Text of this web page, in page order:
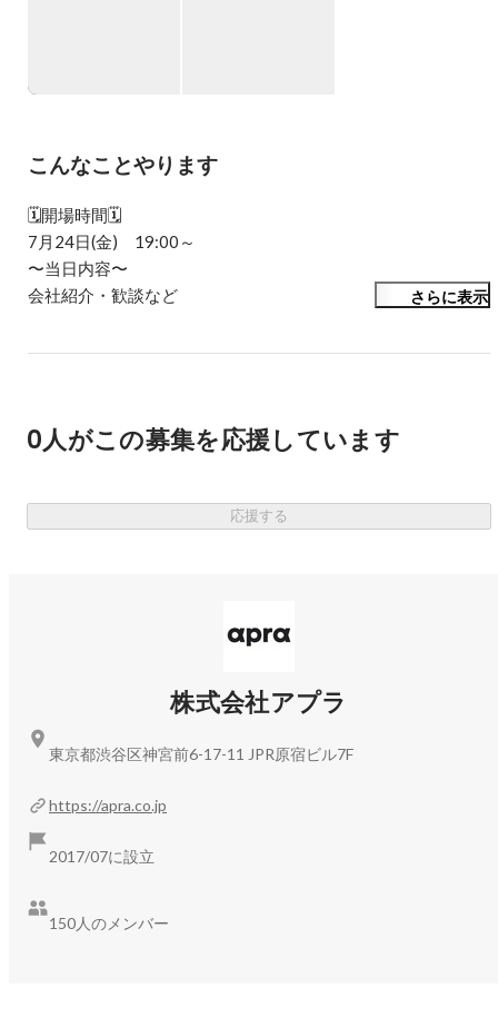
最高の週末をここからスタートしましょう！
こんなことやります
🗓️開場時間🗓️
7月24日(金)　19:00～
〜当日内容〜
会社紹介・歓談など
加ください！
📍会場📍
https://share.google/RpfsD7dZly7i090Zg
※渋谷駅から徒歩10分ほど
ジ 1,000円+1ドリンク制)
👕服装👕
私服
※スーツでお越しいただいても問題ございません！
🙅‍♂️注意事項🙅‍♂️
さらに表示
0人がこの募集を応援しています
応援する
株式会社アプラ
https://apra.co.jp
2017/07に設立
150人のメンバー
東京都渋谷区神宮前6-17-11 JPR原宿ビル7F